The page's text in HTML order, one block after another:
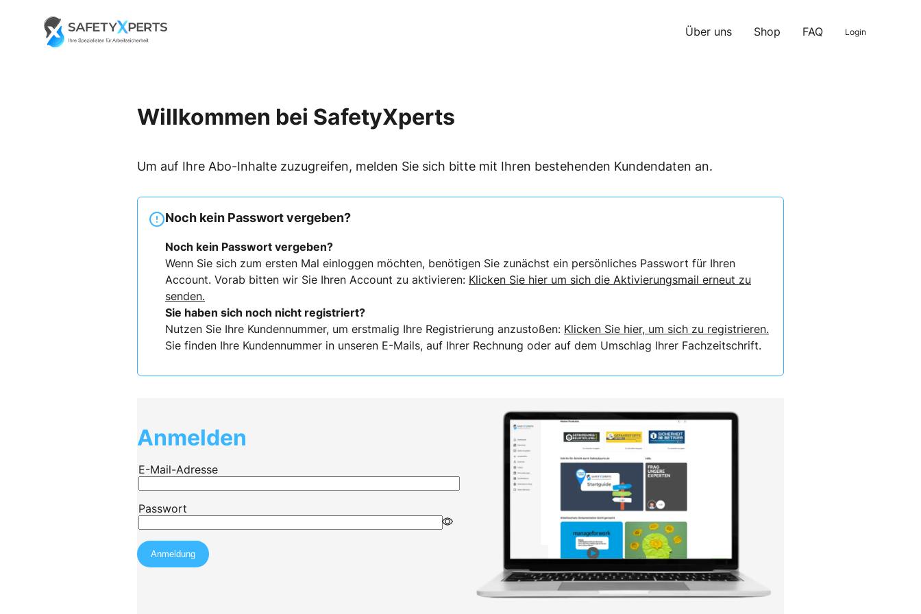
Go to landing page.
Über uns Shop FAQ Login
Willkommen bei SafetyXperts
Um auf Ihre Abo-Inhalte zuzugreifen, melden Sie sich bitte mit Ihren bestehenden Kundendaten an.
Noch kein Passwort vergeben?
Noch kein Passwort vergeben?
Wenn Sie sich zum ersten Mal einloggen möchten, benötigen Sie zunächst ein persönliches Passwort für Ihren
Account. Vorab bitten wir Sie Ihren Account zu aktivieren: Klicken Sie hier um sich die Aktivierungsmail erneut zu
senden.
Sie haben sich noch nicht registriert?
Nutzen Sie Ihre Kundennummer, um erstmalig Ihre Registrierung anzustoßen: Klicken Sie hier, um sich zu registrieren.
Sie finden Ihre Kundennummer in unseren E-Mails, auf Ihrer Rechnung oder auf dem Umschlag Ihrer Fachzeitschrift.
Anmelden